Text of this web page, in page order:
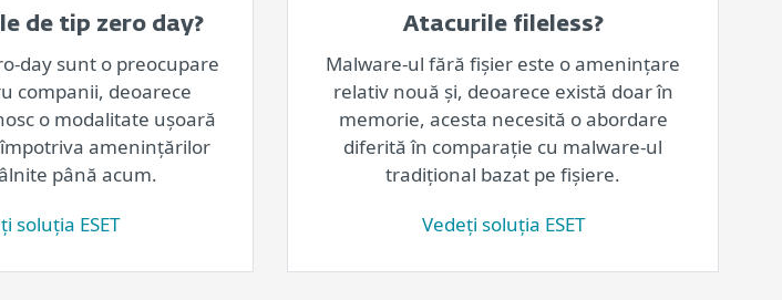
de tip zero day?
day sunt o preocupare
companii, deoarece
o modalitate ușoară
amenințărilor
până acum.
soluția ESET
Atacurile fileless?
Malware-ul fără fișier este o amenințare
relativ nouă și, deoarece există doar în
memorie, acesta necesită o abordare
diferită în comparație cu malware-ul
tradițional bazat pe fișiere.
Vedeți soluția ESET